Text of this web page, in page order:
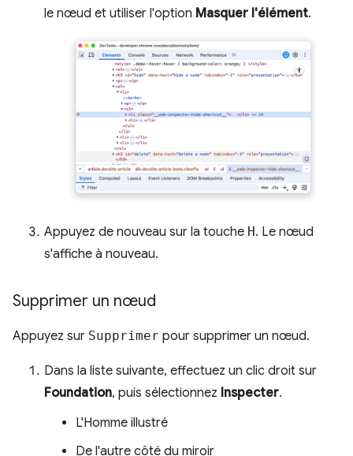
le nœud et utiliser l'option Masquer l'élément.
Appuyez de nouveau sur la touche H. Le nœud
s'affiche à nouveau.
Supprimer un nœud
Appuyez sur Supprimer pour supprimer un nœud.
Dans la liste suivante, effectuez un clic droit sur
Foundation, puis sélectionnez Inspecter.
L'Homme illustré
De l'autre côté du miroir